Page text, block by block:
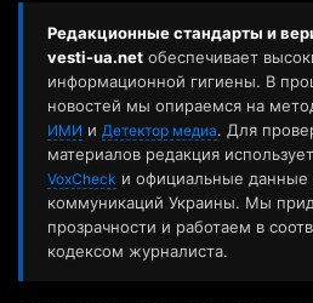
Редакционные стандарты и
vesti-ua.net обеспечивает
информационной гигиены. В
новостей мы опираемся на
ИМИ и Детектор медиа. Для
материалов редакция
VoxCheck и официальные данные
коммуникаций Украины. Мы
прозрачности и работаем в
кодексом журналиста.